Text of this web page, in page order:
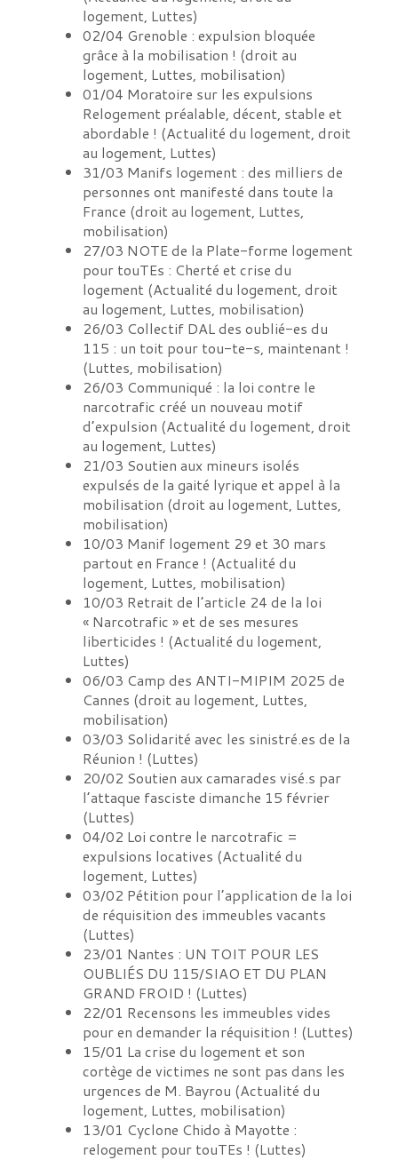
logement, Luttes)
02/04 Grenoble : expulsion bloquée
grâce à la mobilisation ! (droit au
logement, Luttes, mobilisation)
01/04 Moratoire sur les expulsions
Relogement préalable, décent, stable et
abordable ! (Actualité du logement, droit
au logement, Luttes)
31/03 Manifs logement : des milliers de
personnes ont manifesté dans toute la
France (droit au logement, Luttes,
mobilisation)
27/03 NOTE de la Plate-forme logement
pour touTEs : Cherté et crise du
logement (Actualité du logement, droit
au logement, Luttes, mobilisation)
26/03 Collectif DAL des oublié-es du
115 : un toit pour tou-te-s, maintenant !
(Luttes, mobilisation)
26/03 Communiqué : la loi contre le
narcotrafic créé un nouveau motif
d’expulsion (Actualité du logement, droit
au logement, Luttes)
21/03 Soutien aux mineurs isolés
expulsés de la gaité lyrique et appel à la
mobilisation (droit au logement, Luttes,
mobilisation)
10/03 Manif logement 29 et 30 mars
partout en France ! (Actualité du
logement, Luttes, mobilisation)
10/03 Retrait de l’article 24 de la loi
« Narcotrafic » et de ses mesures
liberticides ! (Actualité du logement,
Luttes)
06/03 Camp des ANTI-MIPIM 2025 de
Cannes (droit au logement, Luttes,
mobilisation)
03/03 Solidarité avec les sinistré.es de la
Réunion ! (Luttes)
20/02 Soutien aux camarades visé.s par
l’attaque fasciste dimanche 15 février
(Luttes)
04/02 Loi contre le narcotrafic =
expulsions locatives (Actualité du
logement, Luttes)
03/02 Pétition pour l’application de la loi
de réquisition des immeubles vacants
(Luttes)
23/01 Nantes : UN TOIT POUR LES
OUBLIÉS DU 115/SIAO ET DU PLAN
GRAND FROID ! (Luttes)
22/01 Recensons les immeubles vides
pour en demander la réquisition ! (Luttes)
15/01 La crise du logement et son
cortège de victimes ne sont pas dans les
urgences de M. Bayrou (Actualité du
logement, Luttes, mobilisation)
13/01 Cyclone Chido à Mayotte :
relogement pour touTEs ! (Luttes)